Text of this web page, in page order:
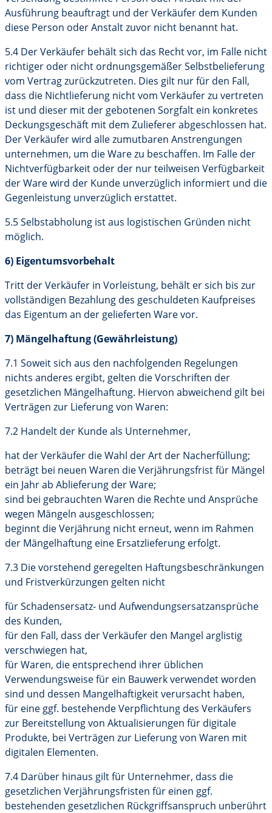
Ausführung beauftragt und der Verkäufer dem Kunden
diese Person oder Anstalt zuvor nicht benannt hat.
5.4 Der Verkäufer behält sich das Recht vor, im Falle nicht
richtiger oder nicht ordnungsgemäßer Selbstbelieferung
vom Vertrag zurückzutreten. Dies gilt nur für den Fall,
dass die Nichtlieferung nicht vom Verkäufer zu vertreten
ist und dieser mit der gebotenen Sorgfalt ein konkretes
Deckungsgeschäft mit dem Zulieferer abgeschlossen hat.
Der Verkäufer wird alle zumutbaren Anstrengungen
unternehmen, um die Ware zu beschaffen. Im Falle der
Nichtverfügbarkeit oder der nur teilweisen Verfügbarkeit
der Ware wird der Kunde unverzüglich informiert und die
Gegenleistung unverzüglich erstattet.
5.5 Selbstabholung ist aus logistischen Gründen nicht
möglich.
6) Eigentumsvorbehalt
Tritt der Verkäufer in Vorleistung, behält er sich bis zur
vollständigen Bezahlung des geschuldeten Kaufpreises
das Eigentum an der gelieferten Ware vor.
7) Mängelhaftung (Gewährleistung)
7.1 Soweit sich aus den nachfolgenden Regelungen
nichts anderes ergibt, gelten die Vorschriften der
gesetzlichen Mängelhaftung. Hiervon abweichend gilt bei
Verträgen zur Lieferung von Waren:
7.2 Handelt der Kunde als Unternehmer,
hat der Verkäufer die Wahl der Art der Nacherfüllung;
beträgt bei neuen Waren die Verjährungsfrist für Mängel
ein Jahr ab Ablieferung der Ware;
sind bei gebrauchten Waren die Rechte und Ansprüche
wegen Mängeln ausgeschlossen;
beginnt die Verjährung nicht erneut, wenn im Rahmen
der Mängelhaftung eine Ersatzlieferung erfolgt.
7.3 Die vorstehend geregelten Haftungsbeschränkungen
und Fristverkürzungen gelten nicht
für Schadensersatz- und Aufwendungsersatzansprüche
des Kunden,
für den Fall, dass der Verkäufer den Mangel arglistig
verschwiegen hat,
für Waren, die entsprechend ihrer üblichen
Verwendungsweise für ein Bauwerk verwendet worden
sind und dessen Mangelhaftigkeit verursacht haben,
für eine ggf. bestehende Verpflichtung des Verkäufers
zur Bereitstellung von Aktualisierungen für digitale
Produkte, bei Verträgen zur Lieferung von Waren mit
digitalen Elementen.
7.4 Darüber hinaus gilt für Unternehmer, dass die
gesetzlichen Verjährungsfristen für einen ggf.
bestehenden gesetzlichen Rückgriffsanspruch unberührt